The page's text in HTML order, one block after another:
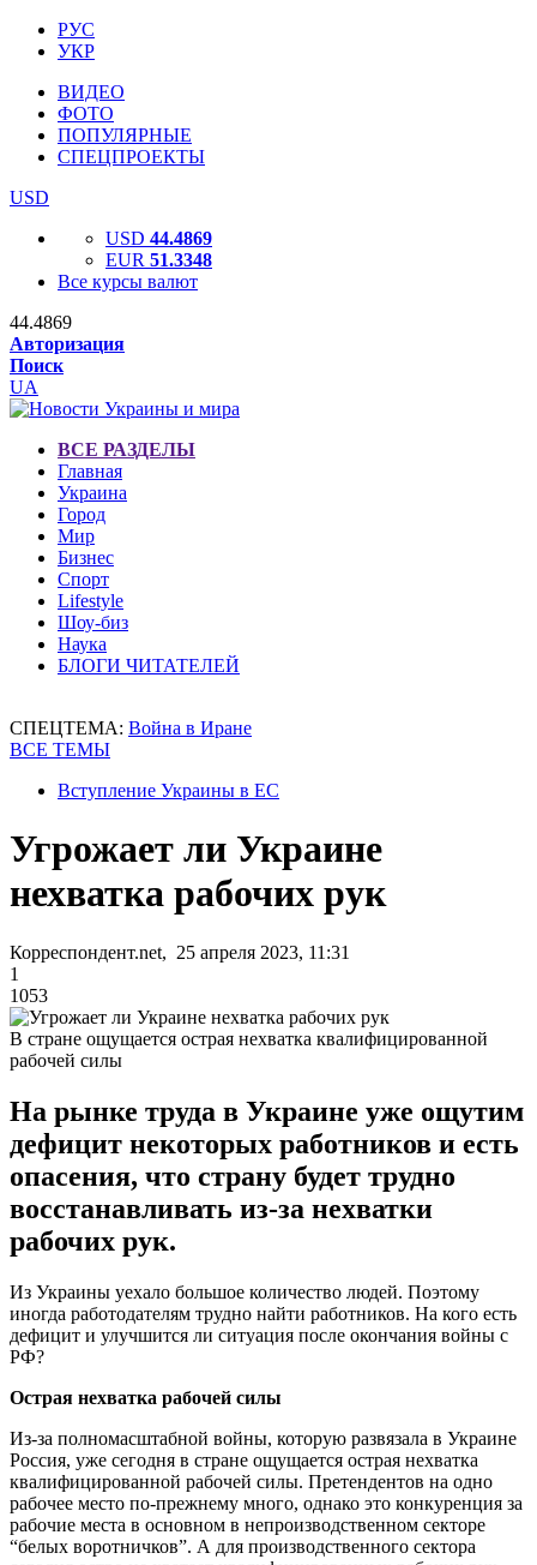
РУС
УКР
ВИДЕО
ФОТО
ПОПУЛЯРНЫЕ
СПЕЦПРОЕКТЫ
USD
USD 44.4869
EUR 51.3348
Все курсы валют
44.4869
Авторизация
Поиск
UA
ВСЕ РАЗДЕЛЫ
Главная
Украина
Город
Мир
Бизнес
Спорт
Lifestyle
Шоу-биз
Наука
БЛОГИ ЧИТАТЕЛЕЙ
СПЕЦТЕМА: Война в Иране
ВСЕ ТЕМЫ
Вступление Украины в ЕС
Угрожает ли Украине
нехватка рабочих рук
Корреспондент.net, 25 апреля 2023, 11:31
1
1053
В стране ощущается острая нехватка квалифицированной
рабочей силы
На рынке труда в Украине уже ощутим
дефицит некоторых работников и есть
опасения, что страну будет трудно
восстанавливать из-за нехватки
рабочих рук.
Из Украины уехало большое количество людей. Поэтому
иногда работодателям трудно найти работников. На кого есть
дефицит и улучшится ли ситуация после окончания войны с
РФ?
Острая нехватка рабочей силы
Из-за полномасштабной войны, которую развязала в Украине
Россия, уже сегодня в стране ощущается острая нехватка
квалифицированной рабочей силы. Претендентов на одно
рабочее место по-прежнему много, однако это конкуренция за
рабочие места в основном в непроизводственном секторе
“белых воротничков”. А для производственного сектора